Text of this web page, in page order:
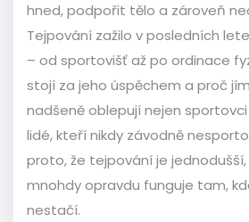
hned, podpořit tělo a zároveň
Tejpování zažilo v posledních
– od sportovišť až po ordinace
stojí za jeho úspěchem a proč
nadšeně oblepují nejen
lidé, kteří nikdy závodně
proto, že tejpování je jednodušší,
mnohdy opravdu funguje tam,
nestačí.